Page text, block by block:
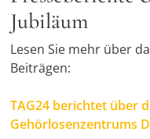
Jubiläum
Lesen Sie mehr über
Beiträgen:
TAG24 berichtet über
Gehörlosenzentrums